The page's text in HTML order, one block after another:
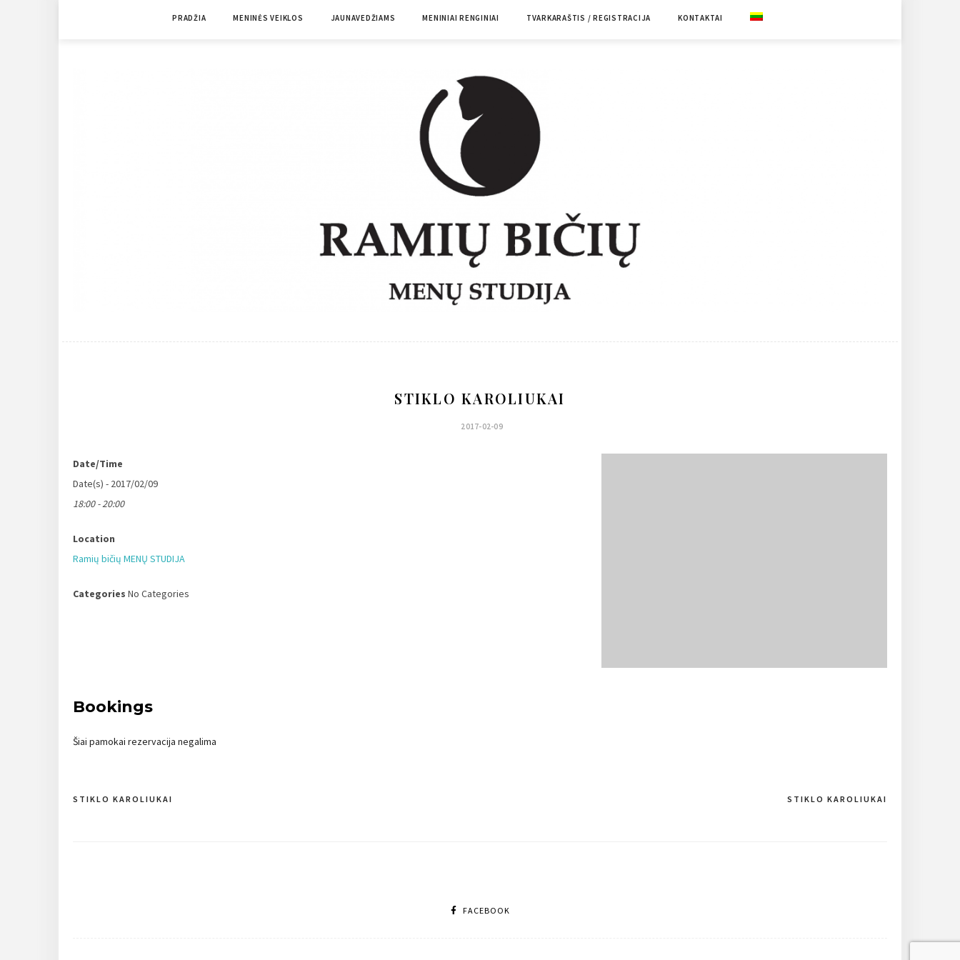
PRADŽIA MENINĖS VEIKLOS JAUNAVEDŽIAMS MENINIAI RENGINIAI TVARKARAŠTIS / REGISTRACIJA KONTAKTAI
STIKLO KAROLIUKAI
2017-02-09
Date/Time
Date(s) - 2017/02/09
18:00 - 20:00
Location
Ramių bičių MENŲ STUDIJA
Categories No Categories
Bookings
Šiai pamokai rezervacija negalima
Navigacija
STIKLO KAROLIUKAI
STIKLO KAROLIUKAI
FACEBOOK